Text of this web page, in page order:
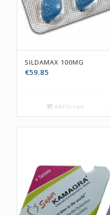
SILDAMAX 100MG
€59.85
Add to cart